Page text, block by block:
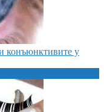
конъюнктивите у